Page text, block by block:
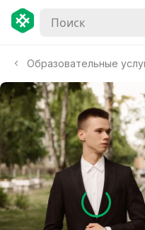
Образовательные